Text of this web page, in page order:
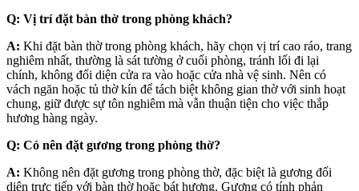
Q: Vị trí đặt bàn thờ trong phòng khách?
A: Khi đặt bàn thờ trong phòng khách, hãy chọn vị trí cao ráo, trang
nghiêm nhất, thường là sát tường ở cuối phòng, tránh lối đi lại
chính, không đối diện cửa ra vào hoặc cửa nhà vệ sinh. Nên có
vách ngăn hoặc tủ thờ kín để tách biệt không gian thờ với sinh hoạt
chung, giữ được sự tôn nghiêm mà vẫn thuận tiện cho việc thắp
hương hàng ngày.
Q: Có nên đặt gương trong phòng thờ?
A: Không nên đặt gương trong phòng thờ, đặc biệt là gương đối
diện trực tiếp với bàn thờ hoặc bát hương. Gương có tính phản